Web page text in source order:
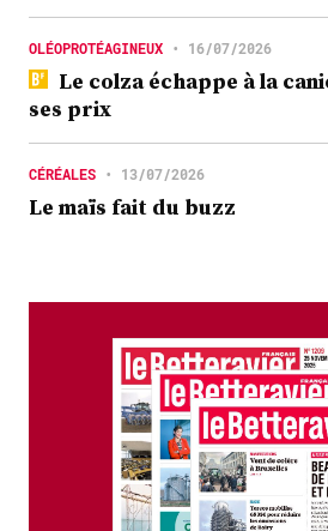
OLÉOPROTÉAGINEUX • 16/07/2026
Le colza échappe à la
ses prix
CÉRÉALES • 13/07/2026
Le maïs fait du buzz